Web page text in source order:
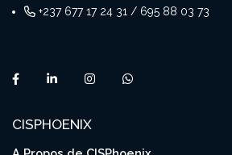
+237 677 17 24 31 / 695 88 03 73
CISPHOENIX